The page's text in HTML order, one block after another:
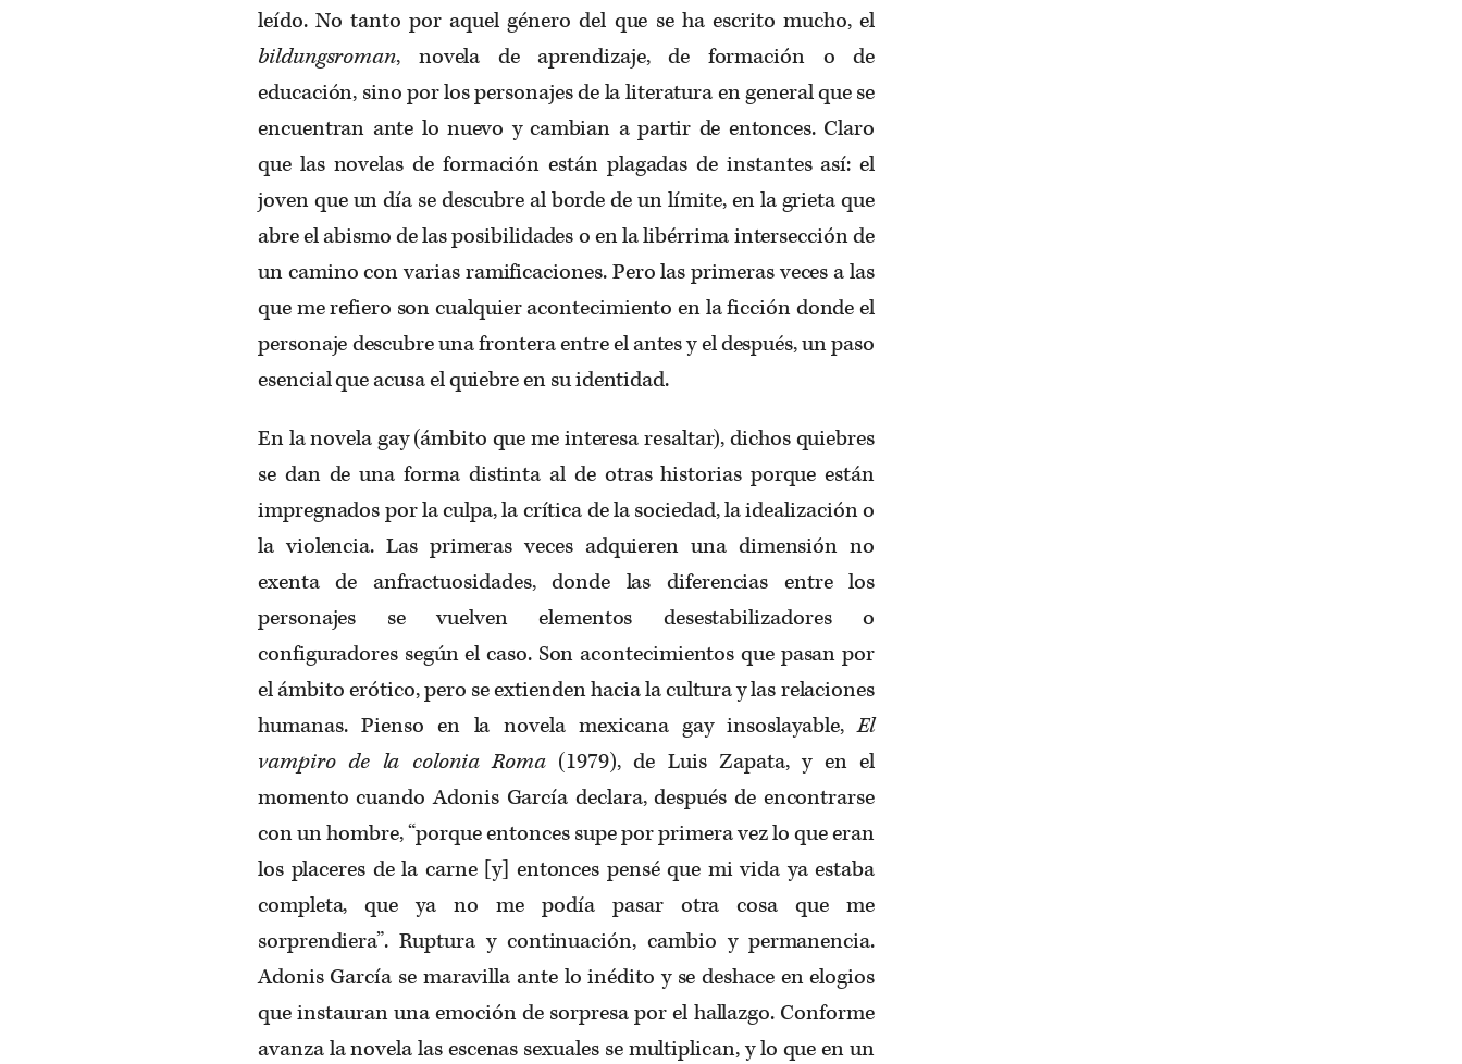
leído. No tanto por aquel género del que se ha escrito mucho, el
bildungsroman, novela de aprendizaje, de formación o de
educación, sino por los personajes de la literatura en general que se
encuentran ante lo nuevo y cambian a partir de entonces. Claro
que las novelas de formación están plagadas de instantes así: el
joven que un día se descubre al borde de un límite, en la grieta que
abre el abismo de las posibilidades o en la libérrima intersección de
un camino con varias ramificaciones. Pero las primeras veces a las
que me refiero son cualquier acontecimiento en la ficción donde el
personaje descubre una frontera entre el antes y el después, un paso
esencial que acusa el quiebre en su identidad.
En la novela gay (ámbito que me interesa resaltar), dichos quiebres
se dan de una forma distinta al de otras historias porque están
impregnados por la culpa, la crítica de la sociedad, la idealización o
la violencia. Las primeras veces adquieren una dimensión no
exenta de anfractuosidades, donde las diferencias entre los
personajes se vuelven elementos desestabilizadores o
configuradores según el caso. Son acontecimientos que pasan por
el ámbito erótico, pero se extienden hacia la cultura y las relaciones
humanas. Pienso en la novela mexicana gay insoslayable,El
vampiro de la colonia Roma(1979), de Luis Zapata, y en el
momento cuando Adonis García declara, después de encontrarse
con un hombre, “porque entonces supe por primera vez lo que eran
los placeres de la carne [y] entonces pensé que mi vida ya estaba
completa, que ya no me podía pasar otra cosa que me
sorprendiera”. Ruptura y continuación, cambio y permanencia.
Adonis García se maravilla ante lo inédito y se deshace en elogios
que instauran una emoción de sorpresa por el hallazgo. Conforme
avanza la novela las escenas sexuales se multiplican, y lo que en un